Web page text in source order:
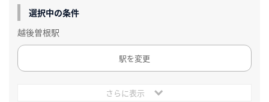
選択中の条件
越後曽根駅
駅を変更
さらに表示